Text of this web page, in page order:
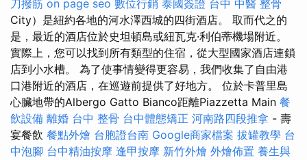
刀撥筋 on page seo 數位行銷 泰國簽證 台中 中醫 整骨
City）是紐約各地的河水澤西城的四街酒店。 取而代之的
是，最近的酒店位於史坦頓島或紐瓦克·利伯蒂機場附近。
實際上，您可以找到所有類型的住宿，從大型國家酒店連鎖
店到小水槽。 為了使事情變得更容易，我們收集了自由港
口港附近的酒店，在巡遊前提供了好地方。 位於卡普里島
心臟地帶的Albergo Gatto Bianco距離Piazzetta Main 餐
飲設備 離婚 台中 整骨 台中體態矯正 河南路四段推拿 - 壽
宴餐飲 餐點外燴 台胞證台南 Google商家檔案 拔罐教學 台
中泡腳 台中精油按摩 逢甲按摩 新竹外燴 外燴佈置 養生與